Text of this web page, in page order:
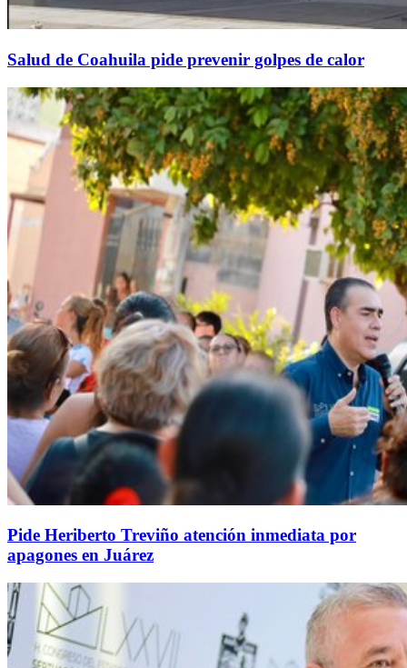
Salud de Coahuila pide prevenir golpes de calor
Pide Heriberto Treviño atención inmediata por
apagones en Juárez